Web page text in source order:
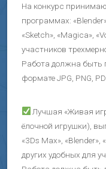
На конкурс
программах:
«Sketch», «Magica»,
участников
Работа должна быть
формате JPG, PNG,
Лучшая «Живая
ёлочной игрушки),
«3Ds Max»,
других удобных для